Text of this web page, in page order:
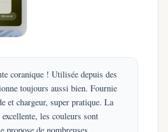
coranique ! Utilisée depuis des
toujours aussi bien. Fournie
et chargeur, super pratique. La
les couleurs sont